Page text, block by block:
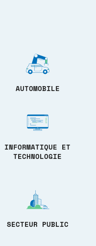
AUTOMOBILE
INFORMATIQUE ET
TECHNOLOGIE
SECTEUR PUBLIC